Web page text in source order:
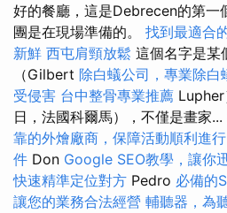
好的餐廳，這是Debrecen的第一
團是在現場準備的。 找到最適合
新鮮 西屯肩頸放鬆 這個名字是某
（Gilbert 除白蟻公司，專業除
受侵害 台中整骨專業推薦
日，法國科爾馬），不僅是畫家...
靠的外燴廠商，保障活動順利進行
件 Don Google SEO教學，讓你
快速精準定位對方 Pedro 必備的
讓您的業務合法經營 輔聽器，為